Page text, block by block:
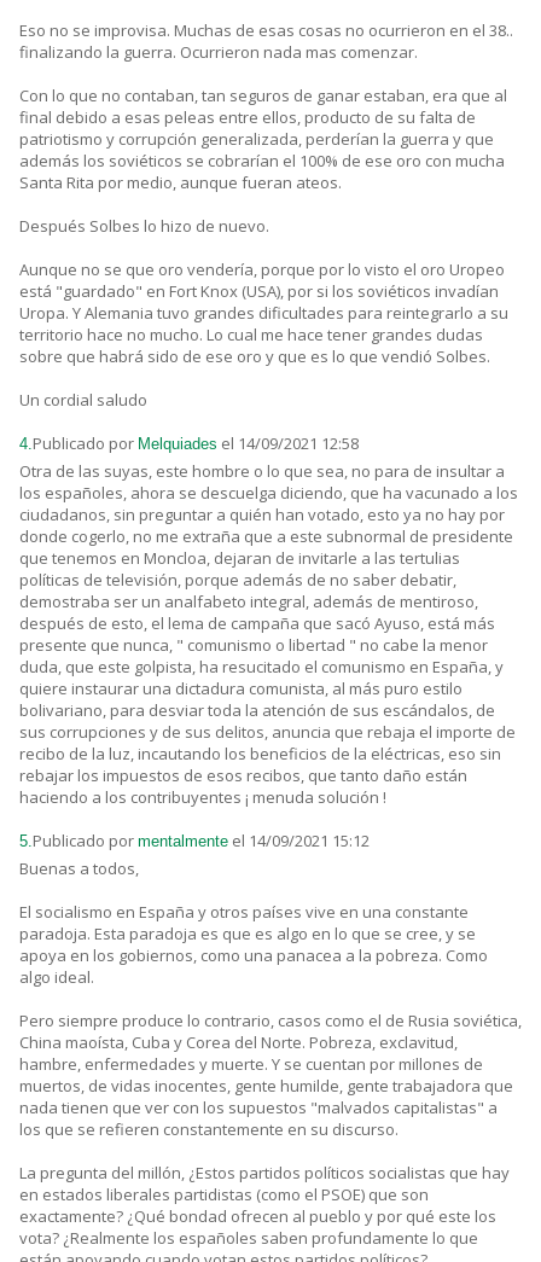
Eso no se improvisa. Muchas de esas cosas no ocurrieron en el 38..
finalizando la guerra. Ocurrieron nada mas comenzar.
Con lo que no contaban, tan seguros de ganar estaban, era que al
final debido a esas peleas entre ellos, producto de su falta de
patriotismo y corrupción generalizada, perderían la guerra y que
además los soviéticos se cobrarían el 100% de ese oro con mucha
Santa Rita por medio, aunque fueran ateos.
Después Solbes lo hizo de nuevo.
Aunque no se que oro vendería, porque por lo visto el oro Uropeo
está "guardado" en Fort Knox (USA), por si los soviéticos invadían
Uropa. Y Alemania tuvo grandes dificultades para reintegrarlo a su
territorio hace no mucho. Lo cual me hace tener grandes dudas
sobre que habrá sido de ese oro y que es lo que vendió Solbes.
Un cordial saludo
4.Publicado por Melquiades el 14/09/2021 12:58
Otra de las suyas, este hombre o lo que sea, no para de insultar a
los españoles, ahora se descuelga diciendo, que ha vacunado a los
ciudadanos, sin preguntar a quién han votado, esto ya no hay por
donde cogerlo, no me extraña que a este subnormal de presidente
que tenemos en Moncloa, dejaran de invitarle a las tertulias
políticas de televisión, porque además de no saber debatir,
demostraba ser un analfabeto integral, además de mentiroso,
después de esto, el lema de campaña que sacó Ayuso, está más
presente que nunca, " comunismo o libertad " no cabe la menor
duda, que este golpista, ha resucitado el comunismo en España, y
quiere instaurar una dictadura comunista, al más puro estilo
bolivariano, para desviar toda la atención de sus escándalos, de
sus corrupciones y de sus delitos, anuncia que rebaja el importe de
recibo de la luz, incautando los beneficios de la eléctricas, eso sin
rebajar los impuestos de esos recibos, que tanto daño están
haciendo a los contribuyentes ¡ menuda solución !
5.Publicado por mentalmente el 14/09/2021 15:12
Buenas a todos,
El socialismo en España y otros países vive en una constante
paradoja. Esta paradoja es que es algo en lo que se cree, y se
apoya en los gobiernos, como una panacea a la pobreza. Como
algo ideal.
Pero siempre produce lo contrario, casos como el de Rusia soviética,
China maoísta, Cuba y Corea del Norte. Pobreza, exclavitud,
hambre, enfermedades y muerte. Y se cuentan por millones de
muertos, de vidas inocentes, gente humilde, gente trabajadora que
nada tienen que ver con los supuestos "malvados capitalistas" a
los que se refieren constantemente en su discurso.
La pregunta del millón, ¿Estos partidos políticos socialistas que hay
en estados liberales partidistas (como el PSOE) que son
exactamente? ¿Qué bondad ofrecen al pueblo y por qué este los
vota? ¿Realmente los españoles saben profundamente lo que